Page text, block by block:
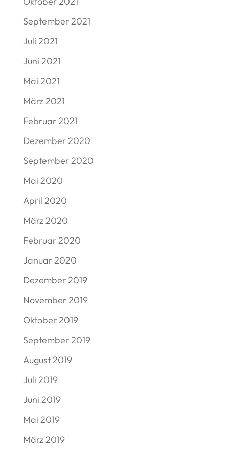
September 2021
Juli 2021
Juni 2021
Mai 2021
März 2021
Februar 2021
Dezember 2020
September 2020
Mai 2020
April 2020
März 2020
Februar 2020
Januar 2020
Dezember 2019
November 2019
Oktober 2019
September 2019
August 2019
Juli 2019
Juni 2019
Mai 2019
März 2019